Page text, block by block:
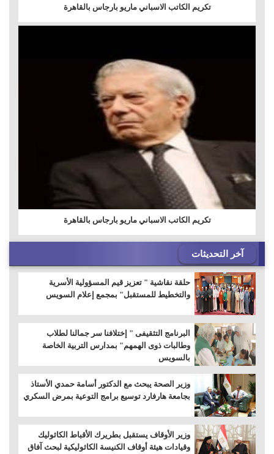
تكريم الكاتب الاسباني ماريو بارجاس بالقاهرة
تكريم الكاتب الاسباني ماريو بارجاس بالقاهرة
آخر التحديثات
حلقة نقاشية " تعزيز قيم المسؤولية الأسرية
والتخطيط للمستقبل" بمجمع إعلام السويس
البرنامج التثقيفى " إختلافنا سر جمالنا لطلاب
وطالبات ذوى الهمهم" بمدارس التربية الخاصة
بالسويس
وزير الصحة يبحث مع الدكتور أسامة حمدي الأستاذ
بجامعة هارفارد توسيع برامج التوعية بمرض السكري
وزير الأوقاف يستقبل بطريرك الأقباط الكاثوليك
وقيادات هيئة أوقاف الكنيسة الكاثوليكية لبحث آفاق